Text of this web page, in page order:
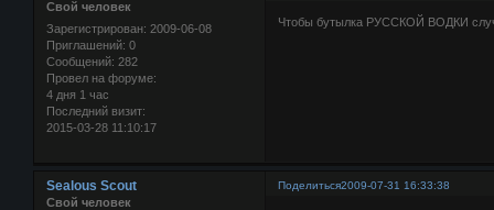
Свой человек
Зарегистрирован: 2009-06-08
Приглашений: 0
Сообщений: 282
Провел на форуме:
4 дня 1 час
Последний визит:
2015-03-28 11:10:17
Чтобы бутылка РУССКОЙ ВОДКИ
Поделиться2009-07-31 16:33:38
Sealous Scout
Свой человек